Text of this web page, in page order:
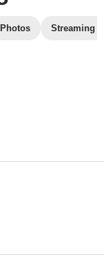
Photos Streaming